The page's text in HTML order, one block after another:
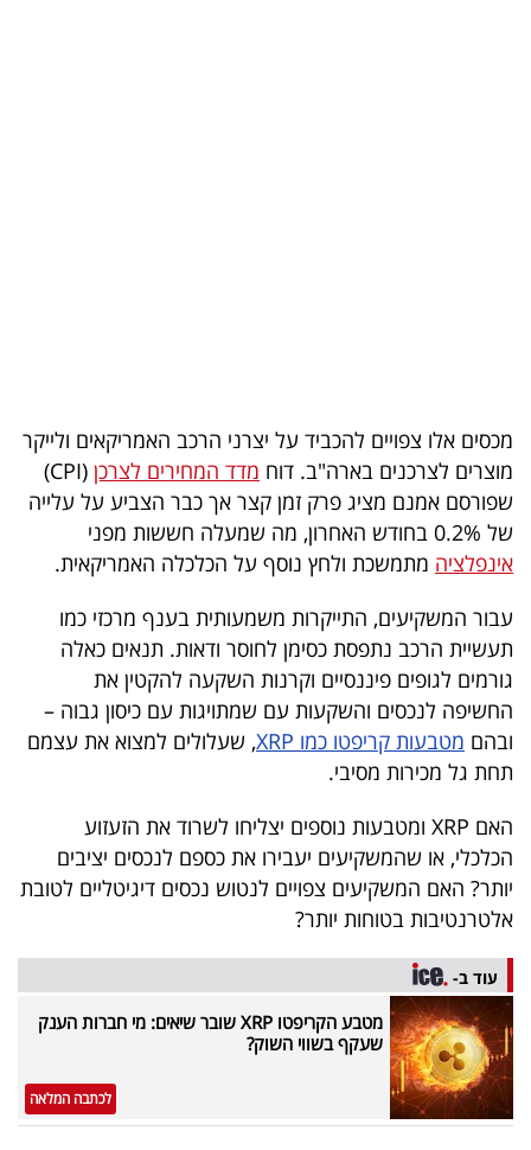
הכלכלי
פודקאסט
40
UNDER
40
שיתופי
פעולה
דרושים
מייל
אדום
מכסים אלו צפויים להכביד על יצרני הרכב האמריקאים ולייקר
מוצרים לצרכנים בארה"ב. דוח מדד המחירים לצרכן
(CPI)
שפורסם אמנם מציג פרק זמן קצר אך כבר הצביע על עלייה
של 0.2% בחודש האחרון, מה שמעלה חששות מפני
אינפלציה מתמשכת ולחץ נוסף על הכלכלה האמריקאית.
עבור המשקיעים, התייקרות משמעותית בענף מרכזי כמו
תעשיית הרכב נתפסת כסימן לחוסר ודאות. תנאים כאלה
גורמים לגופים פיננסיים וקרנות השקעה להקטין את
החשיפה לנכסים והשקעות עם שמתויגות עם כיסון גבוה –
ובהם מטבעות קריפטו כמו XRP
, שעלולים למצוא את עצמם
תחת גל מכירות מסיבי.
האם XRP ומטבעות נוספים יצליחו לשרוד את הזעזוע
הכלכלי, או שהמשקיעים יעבירו את כספם לנכסים יציבים
יותר? האם המשקיעים צפויים לנטוש נכסים דיגיטליים לטובת
אלטרנטיבות בטוחות יותר?
עוד ב-
מטבע הקריפטו XRP שובר שיאים: מי חברות הענק
שעקף בשווי השוק?
לכתבה המלאה